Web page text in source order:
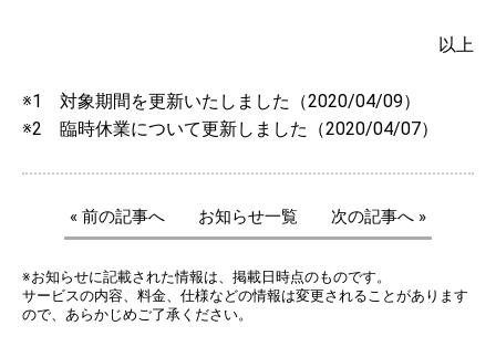
以上
※1 対象期間を更新いたしました（2020/04/09）
※2 臨時休業について更新しました（2020/04/07）
« 前の記事へ お知らせ一覧 次の記事へ »
※お知らせに記載された情報は、掲載日時点のものです。
サービスの内容、料金、仕様などの情報は変更されることがあります
ので、あらかじめご了承ください。